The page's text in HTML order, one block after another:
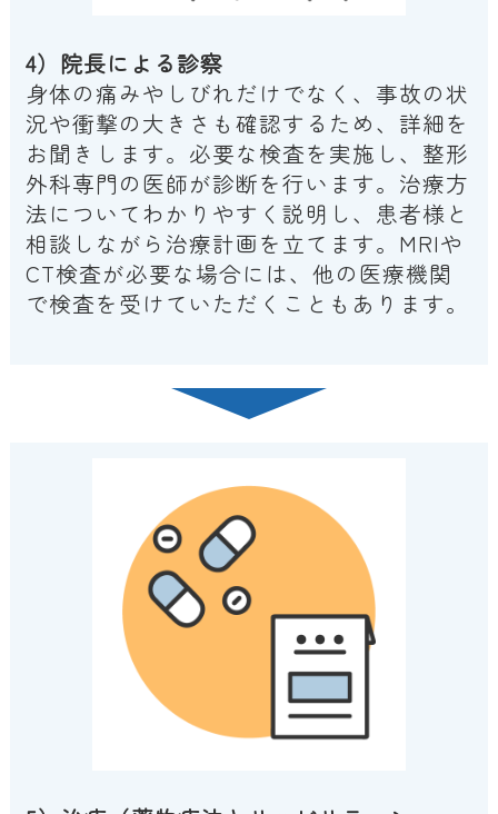
4）院長による診察
身体の痛みやしびれだけでなく、事故の状
況や衝撃の大きさも確認するため、詳細を
お聞きします。必要な検査を実施し、整形
外科専門の医師が診断を行います。治療方
法についてわかりやすく説明し、患者様と
相談しながら治療計画を立てます。MRIや
CT検査が必要な場合には、他の医療機関
で検査を受けていただくこともあります。